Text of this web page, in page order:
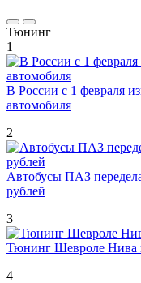
Тюнинг
1
В России с 1 февраля
автомобиля
2
Автобусы ПАЗ
рублей
3
Тюнинг Шевроле Нива
4